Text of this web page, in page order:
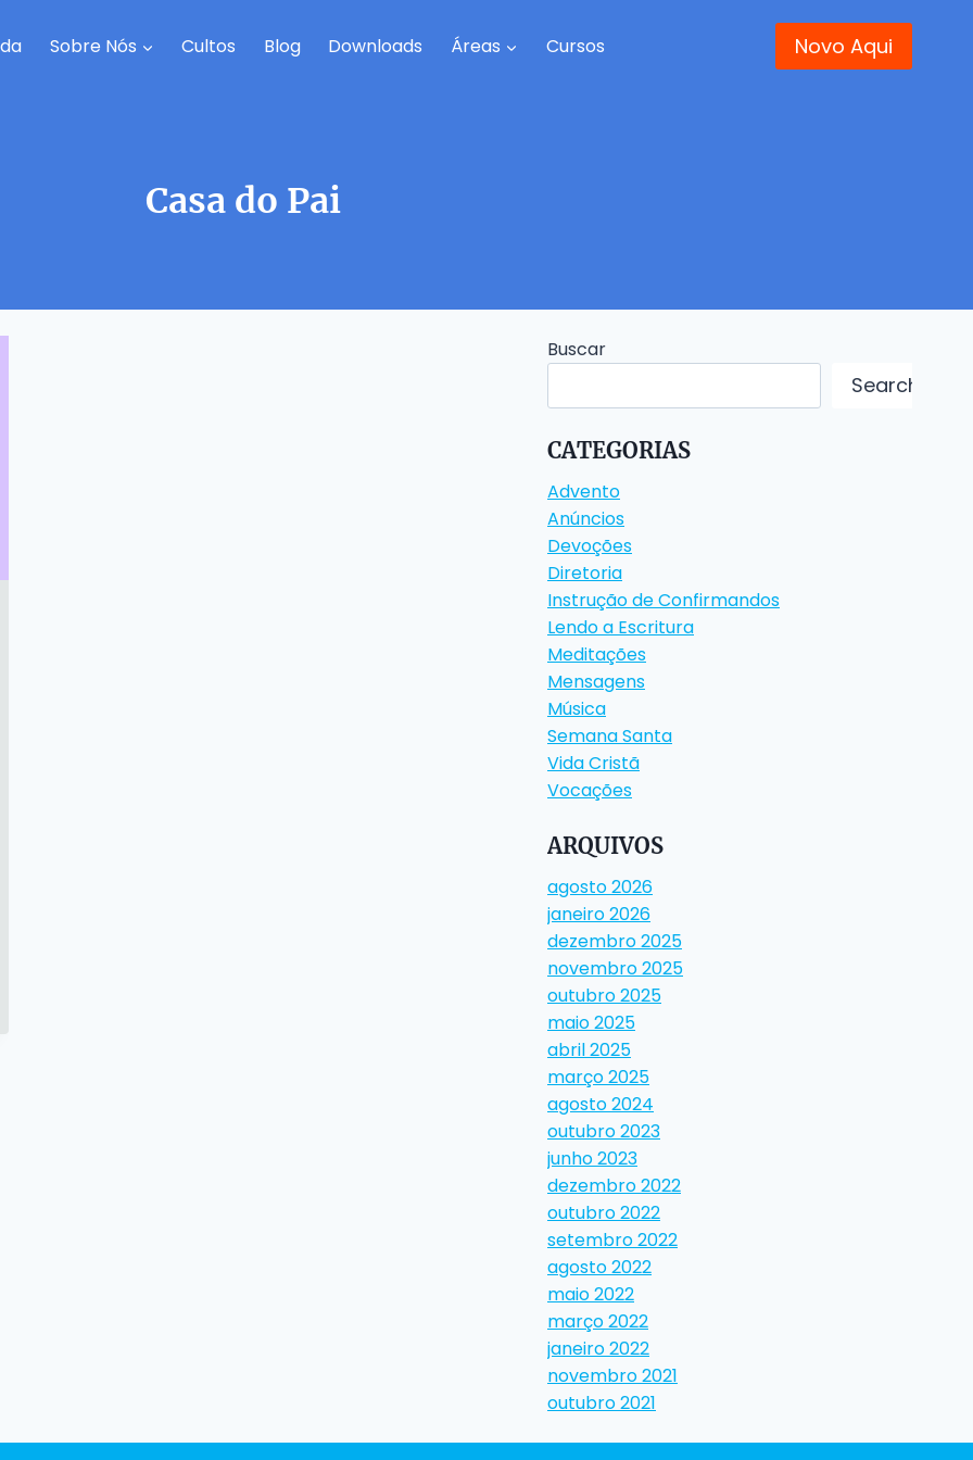
Sobre Nós Cultos Blog Downloads Áreas Cursos Novo Aqui
Casa do Pai
Buscar
Search
CATEGORIAS
Advento
Anúncios
Devoções
Diretoria
Instrução de Confirmandos
Lendo a Escritura
Meditações
Mensagens
Música
Semana Santa
Vida Cristã
Vocações
ARQUIVOS
agosto 2026
janeiro 2026
dezembro 2025
novembro 2025
outubro 2025
maio 2025
abril 2025
março 2025
agosto 2024
outubro 2023
junho 2023
dezembro 2022
outubro 2022
setembro 2022
agosto 2022
maio 2022
março 2022
janeiro 2022
novembro 2021
outubro 2021